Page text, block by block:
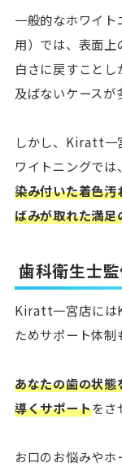
一般的なホワイ
用）では、表面
白さに戻すこと
及ばないケースが
しかし、Kiratt一
ワイトニングで
染み付いた着色
ばみが取れた満足
歯科衛生士
Kiratt一宮店には
ためサポート体制
あなたの歯の状
導くサポートをさ
お口のお悩みや